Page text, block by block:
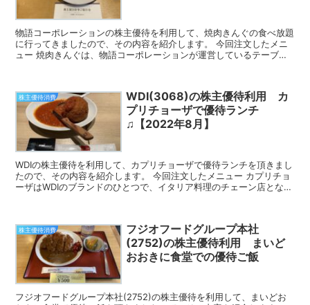
物語コーポレーションの株主優待を利用して、焼肉きんぐの食べ放題
に行ってきましたので、その内容を紹介します。 今回注文したメニ
ュー 焼肉きんぐは、物語コーポレーションが運営しているテーブル
株主優待消費
WDI(3068)の株主優待利用 カ
プリチョーザで優待ランチ
♫【2022年8月】
WDIの株主優待を利用して、カプリチョーザで優待ランチを頂きまし
たので、その内容を紹介します。 今回注文したメニュー カプリチョ
ーザはWDIのブランドのひとつで、イタリア料理のチェーン店となり
株主優待消費
フジオフードグループ本社
(2752)の株主優待利用 まいど
おおきに食堂での優待ご飯
フジオフードグループ本社(2752)の株主優待を利用して、まいどお